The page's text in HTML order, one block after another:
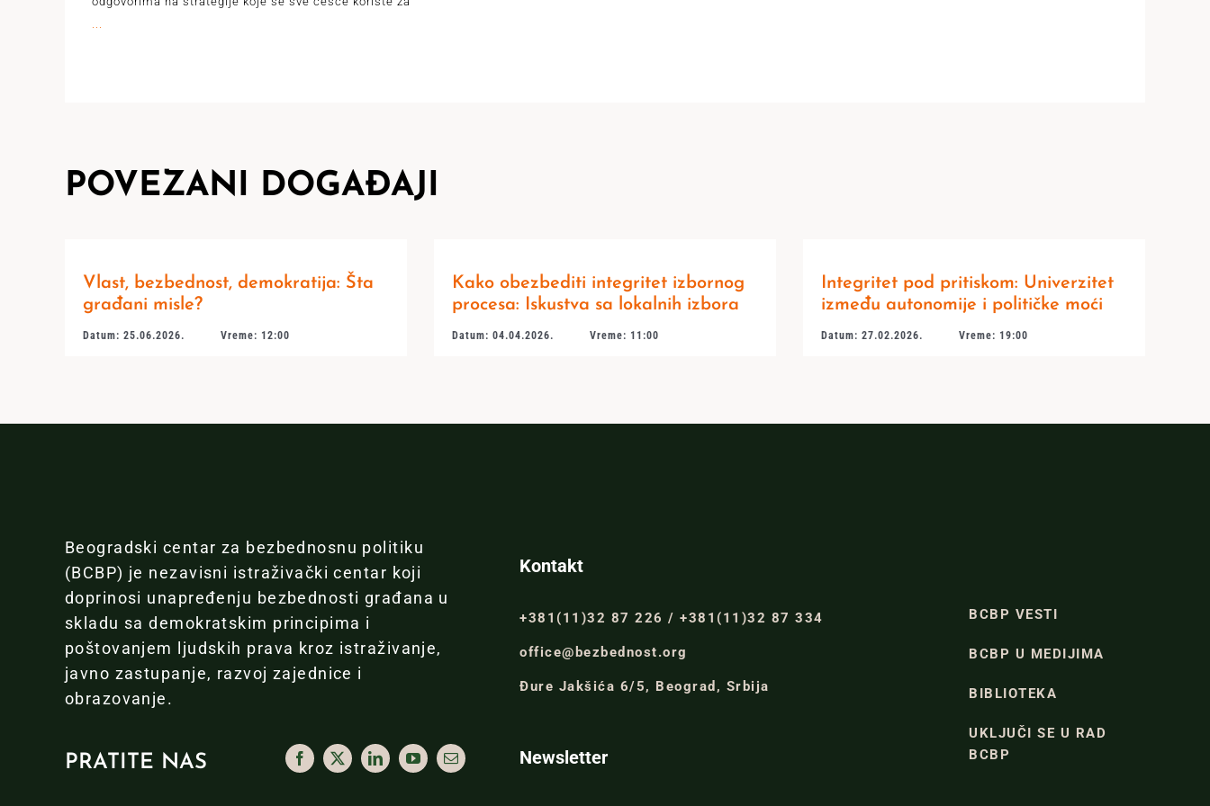
POVEZANI DOGAĐAJI
Vlast, bezbednost, demokratija: Šta
građani misle?
Datum: 25.06.2026. Vreme: 12:00
Kako obezbediti integritet izbornog
procesa: Iskustva sa lokalnih izbora
Datum: 04.04.2026. Vreme: 11:00
Integritet pod pritiskom: Univerzitet
između autonomije i političke moći
Datum: 27.02.2026. Vreme: 19:00
Beogradski centar za bezbednosnu politiku
(BCBP) je nezavisni istraživački centar koji
doprinosi unapređenju bezbednosti građana u
skladu sa demokratskim principima i
poštovanjem ljudskih prava kroz istraživanje,
javno zastupanje, razvoj zajednice i
obrazovanje.
PRATITE NAS
Kontakt
+381(11)32 87 226 / +381(11)32 87 334
office@bezbednost.org
Đure Jakšića 6/5, Beograd, Srbija
Newsletter
BCBP VESTI
BCBP U MEDIJIMA
BIBLIOTEKA
UKLJUČI SE U RAD
BCBP